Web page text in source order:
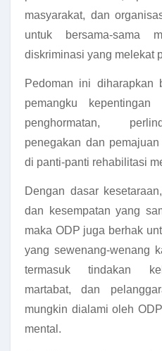
masyarakat, dan
untuk bersama-sama
diskriminasi yang melekat
Pedoman ini diharapkan
pemangku
penghormatan,
penegakan dan
di panti-panti rehabilitasi
Dengan dasar
dan kesempatan yang
maka ODP juga berhak
yang sewenang-wenang
termasuk tindakan
martabat, dan
mungkin dialami oleh
mental.